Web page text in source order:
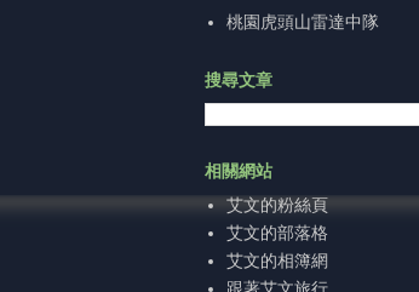
桃園虎頭山雷達中隊
搜尋文章
相關網站
艾文的粉絲頁
艾文的部落格
艾文的相簿網